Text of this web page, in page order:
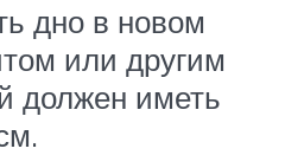
дно в новом
или другим
должен иметь